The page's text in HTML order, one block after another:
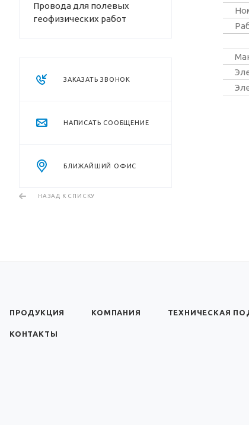
Провода для полевых
геофизических работ
ЗАКАЗАТЬ ЗВОНОК
НАПИСАТЬ СООБЩЕНИЕ
БЛИЖАЙШИЙ ОФИС
НАЗАД К СПИСКУ
ПРОДУКЦИЯ КОМПАНИЯ ТЕХНИЧЕСКАЯ
КОНТАКТЫ